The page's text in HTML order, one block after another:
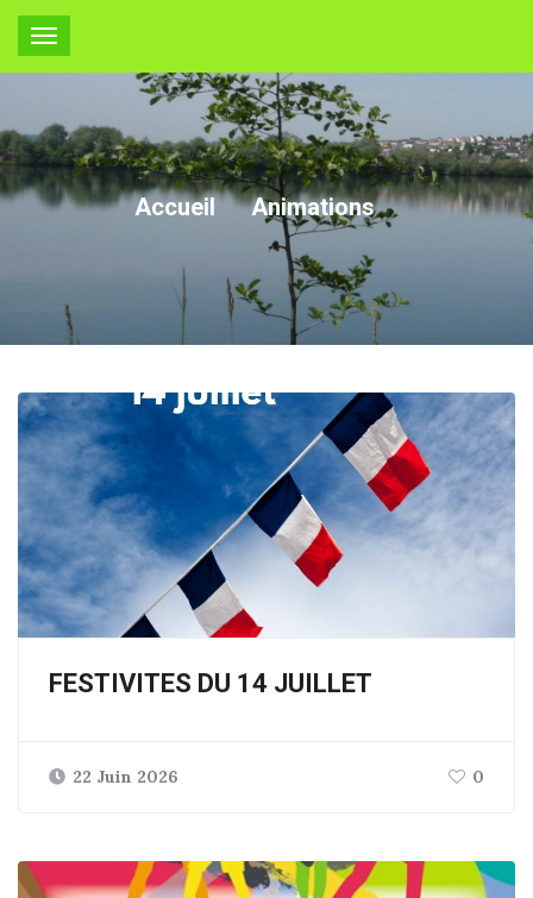
Accueil Animations
FESTIVITES DU 14 JUILLET
22 Juin 2026 0